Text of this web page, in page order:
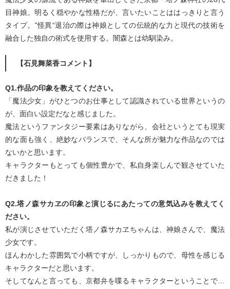
目神娘。明るく穏やかな性格だが、言いたいことははっきりと言う
タイプ。‟怪異“退治の際は神娘としての伝統的な力と現代の技術を
融合した独自の術式を使用する。闇森とは幼馴染み。
【石見舞菜香コメント】
Q1.作品の印象を教えてください。
「魔法少女」がひとつのお仕事として認識されている世界というの
が、面白い設定だなと感じました。
魔法というファンタジー要素はありながら、会社というとても現実
的な面も強く、絶妙なバランスで、そんな所が魅力な作品なのでは
ないかと思います。
キャラクターもとっても個性豊かで、私自身楽しんで観させていた
だきました！
Q2.塔ノ森サカヱの印象と演じるにあたっての意気込みを教えてく
ださい。
私が演じさせていただく塔ノ森サカヱちゃんは、神娘さんで、魔法
少女です。
ほんわかした雰囲気で小柄ですが、しっかりもので、母性を感じる
キャラクターだと思います。
そしてなんと言っても、京都弁を喋るキャラクターということで…